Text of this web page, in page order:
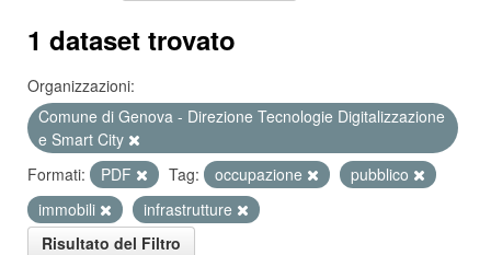
1 dataset trovato
Organizzazioni:
Comune di Genova - Direzione Tecnologie Digitalizzazione
e Smart City
Formati:
PDF Tag: occupazione
pubblico
immobili
infrastrutture
Risultato del Filtro